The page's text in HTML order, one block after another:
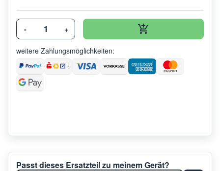
- +
weitere Zahlungsmöglichkeiten:
Passt dieses Ersatzteil zu meinem Gerät?